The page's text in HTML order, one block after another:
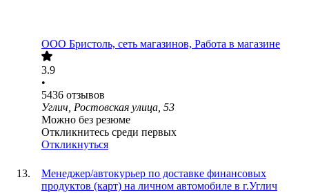
ООО Бристоль, сеть магазинов, Работа в магазине
3.9
•
5436 отзывов
Углич, Ростовская улица, 53
Можно без резюме
Откликнитесь среди первых
Откликнуться
Менеджер/автокурьер по доставке финансовых
продуктов (карт) на личном автомобиле в г.Углич